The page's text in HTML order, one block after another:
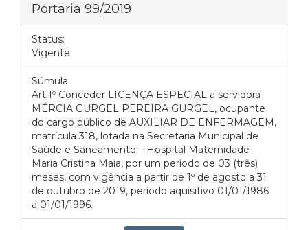
Portaria 99/2019
Status:
Vigente
Súmula:
Art.1º Conceder LICENÇA ESPECIAL a servidora
MÉRCIA GURGEL PEREIRA GURGEL, ocupante
do cargo público de AUXILIAR DE ENFERMAGEM,
matrícula 318, lotada na Secretaria Municipal de
Saúde e Saneamento – Hospital Maternidade
Maria Cristina Maia, por um período de 03 (três)
meses, com vigência a partir de 1º de agosto a 31
de outubro de 2019, período aquisitivo 01/01/1986
a 01/01/1996.